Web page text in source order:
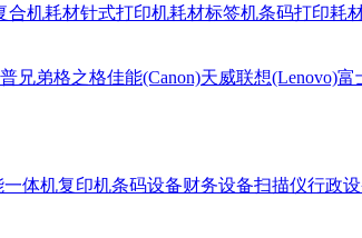
合机耗材针式打印机耗材标签机条码打印耗
兄弟格之格佳能(Canon)天威联想(Lenovo)富
一体机复印机条码设备财务设备扫描仪行政